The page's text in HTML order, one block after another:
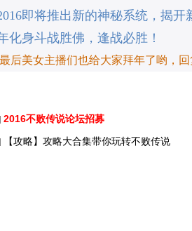
即将推出新的神秘系统，揭
化身斗战胜佛，逢战必胜！
最后美女主播们也给大家拜年了哟，
2016不败传说论坛招募
【攻略】攻略大合集带你玩转不败传说